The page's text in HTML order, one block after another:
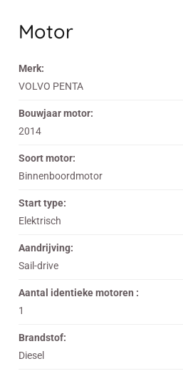
Motor
Merk:
VOLVO PENTA
Bouwjaar motor:
2014
Soort motor:
Binnenboordmotor
Start type:
Elektrisch
Aandrijving:
Sail-drive
Aantal identieke motoren :
1
Brandstof:
Diesel